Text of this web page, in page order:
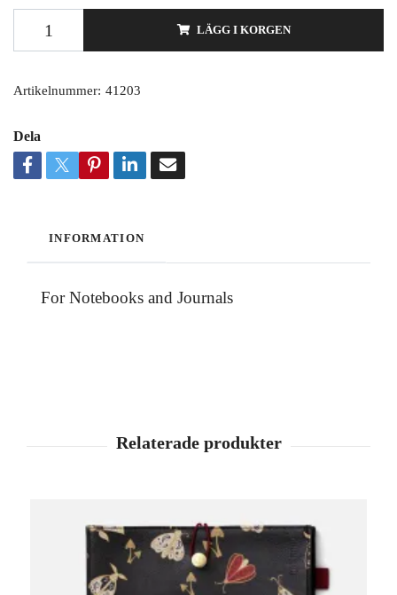
LÄGG I KORGEN
Artikelnummer: 41203
Dela
INFORMATION
For Notebooks and Journals